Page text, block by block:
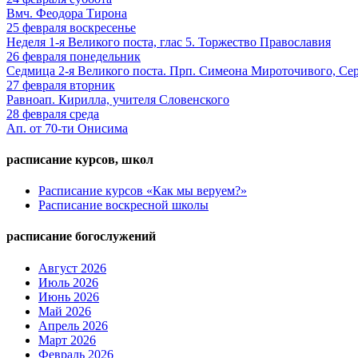
Вмч. Феодора Тирона
25 февраля воскресенье
Неделя 1-я Великого поста, глас 5. Торжество Православия
26 февраля понедельник
Седмица 2-я Великого поста. Прп. Симеона Мироточивого,
27 февраля вторник
Равноап. Кирилла, учителя Словенского
28 февраля среда
Ап. от 70-ти Онисима
расписание курсов, школ
Расписание курсов «Как мы веруем?»
Расписание воскресной школы
расписание богослужений
Август 2026
Июль 2026
Июнь 2026
Май 2026
Апрель 2026
Март 2026
Февраль 2026